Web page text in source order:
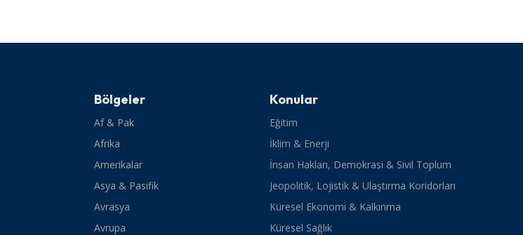
Bölgeler
Af & Pak
Afrika
Amerikalar
Asya & Pasifik
Avrasya
Avrupa
Konular
Eğitim
İklim & Enerji
İnsan Hakları, Demokrasi & Sivil Toplum
Jeopolitik, Lojistik & Ulaştırma Koridorları
Küresel Ekonomi & Kalkınma
Küresel Sağlık